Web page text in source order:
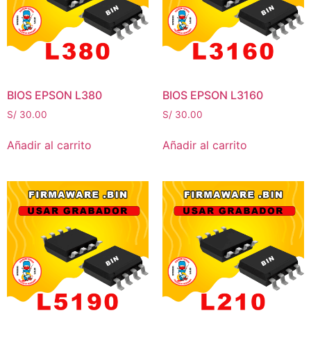
BIOS EPSON L380
S/ 30.00
Añadir al carrito
BIOS EPSON L3160
S/ 30.00
Añadir al carrito